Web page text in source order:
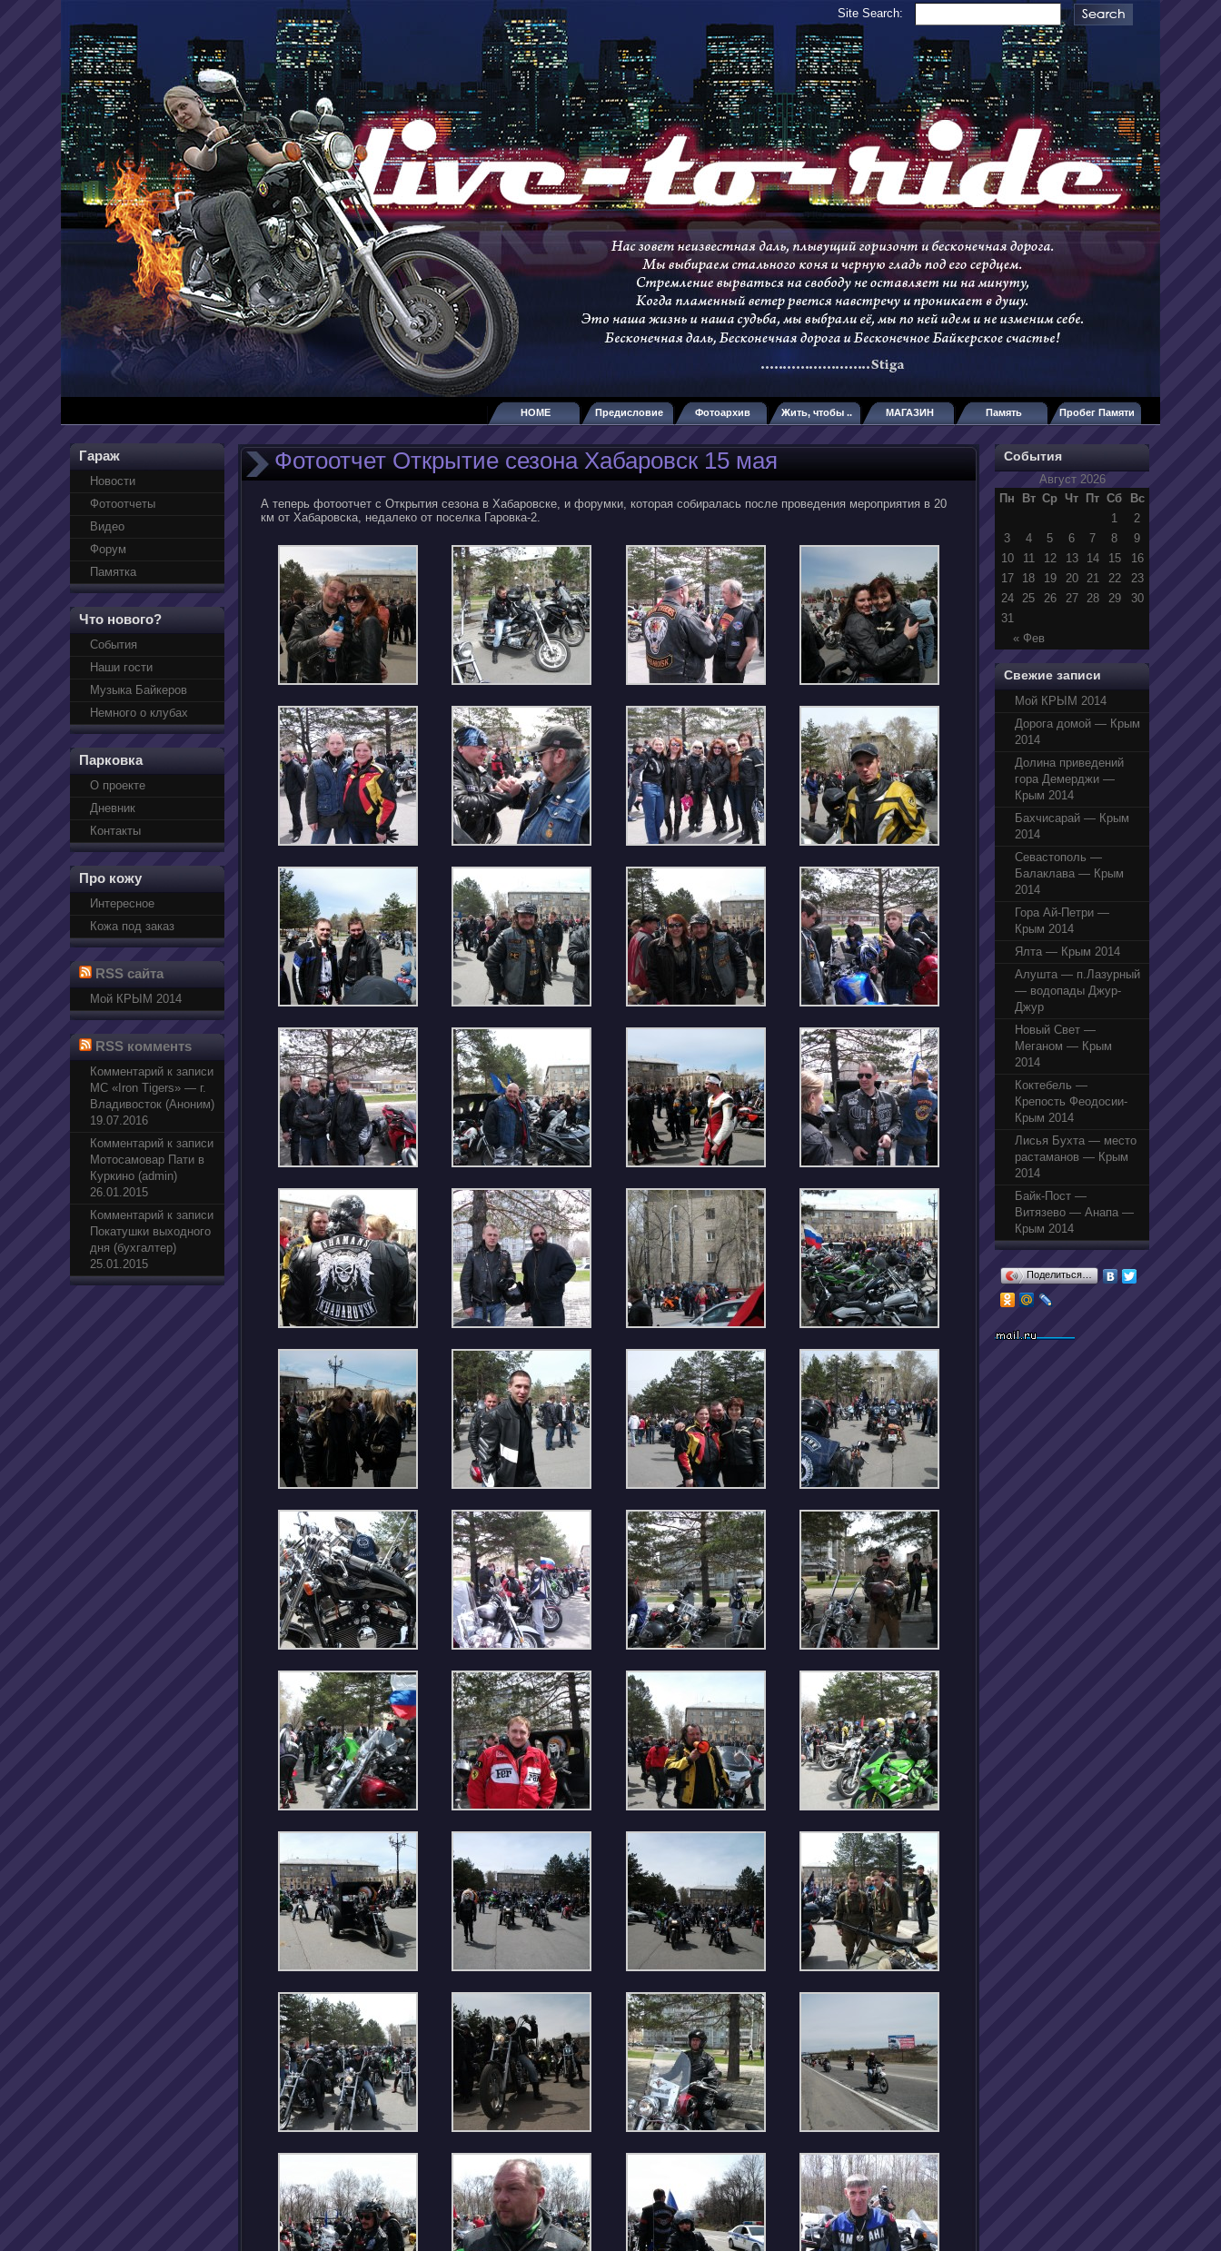
Site Search:
HOME Предисловие Фотоархив Жить, чтобы .. МАГАЗИН Память Пробег Памяти
Гараж
Новости
Фотоотчеты
Видео
Форум
Памятка
Что нового?
События
Наши гости
Музыка Байкеров
Немного о клубах
Парковка
О проекте
Дневник
Контакты
Про кожу
Интересное
Кожа под заказ
RSS сайта
Мой КРЫМ 2014
RSS комментs
Комментарий к записи
МС «Iron Tigers» — г.
Владивосток (Аноним)
19.07.2016
Комментарий к записи
Мотосамовар Пати в
Куркино (admin)
26.01.2015
Комментарий к записи
Покатушки выходного
дня (бухгалтер)
25.01.2015
Фотоотчет Открытие сезона Хабаровск 15 мая
А теперь фотоотчет с Открытия сезона в Хабаровске, и форумки, которая собиралась после проведения мероприятия в 20
км от Хабаровска, недалеко от поселка Гаровка-2.
События
Август 2026
Пн
Вт Ср Чт Пт Сб Вс
« Фев
1
2
3
4 5 6 7 8
9
10
11 12 13 14 15
16
17
18 19 20 21 22
23
24
25 26 27 28 29
30
31
Свежие записи
Мой КРЫМ 2014
Дорога домой — Крым
2014
Долина приведений
гора Демерджи —
Крым 2014
Бахчисарай — Крым
2014
Севастополь —
Балаклава — Крым
2014
Гора Ай-Петри —
Крым 2014
Ялта — Крым 2014
Алушта — п.Лазурный
— водопады Джур-
Джур
Новый Свет —
Меганом — Крым
2014
Коктебель —
Крепость Феодосии-
Крым 2014
Лисья Бухта — место
растаманов — Крым
2014
Байк-Пост —
Витязево — Анапа —
Крым 2014
Поделиться…